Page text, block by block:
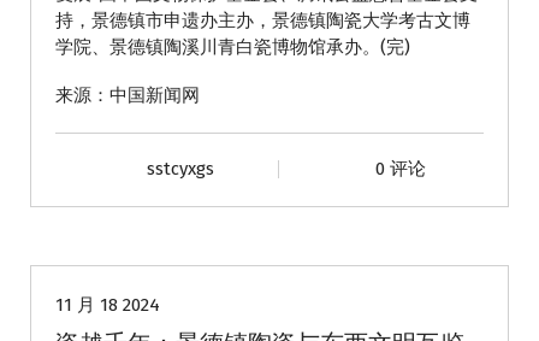
持，景德镇市申遗办主办，景德镇陶瓷大学考古文博
学院、景德镇陶溪川青白瓷博物馆承办。(完)
来源：中国新闻网
sstcyxgs 0 评论
11 月 18 2024